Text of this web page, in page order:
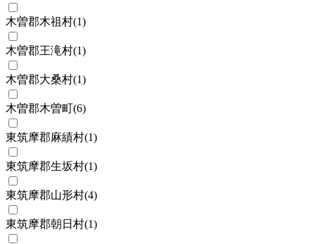
木曽郡木祖村(1)
木曽郡王滝村(1)
木曽郡大桑村(1)
木曽郡木曽町(6)
東筑摩郡麻績村(1)
東筑摩郡生坂村(1)
東筑摩郡山形村(4)
東筑摩郡朝日村(1)